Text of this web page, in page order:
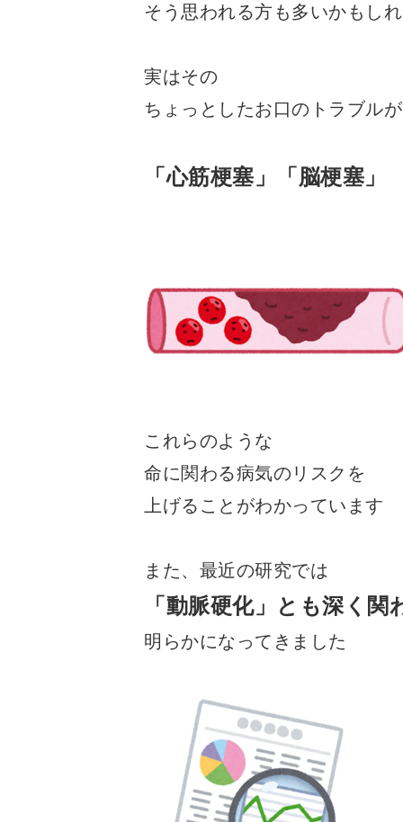
そう思われる方も多いかもし
実はその
ちょっとしたお口のトラブルが
「心筋梗塞」「脳梗塞」
これらのような
命に関わる病気のリスクを
上げることがわかっています
また、最近の研究では
「動脈硬化」とも深く関
明らかになってきました